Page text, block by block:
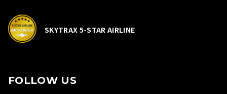
SKYTRAX 5-STAR AIRLINE
FOLLOW US